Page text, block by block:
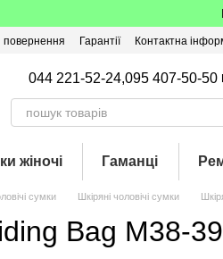
повернення Гарантії Контактна
044 221-52-24,095 407-50-50
жіночі Гаманці
сумки Шкіряні чоловічі сумки
Bag M38-